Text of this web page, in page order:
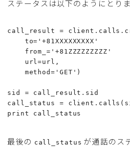
ステータスは以下のようにとりま
call_result =
    to='+81XXXXXXXXX'
    from_='+81ZZZZZZZZZ'
    url=url,
    method='GET')
sid = call_result.sid
call_status =
print call_status
最後の call_status が通話のス